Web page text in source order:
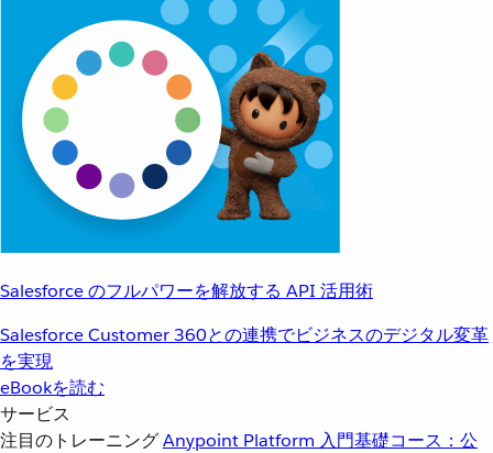
Salesforce のフルパワーを解放する API 活用術
Salesforce Customer 360との連携でビジネスのデジタル変革
を実現
eBookを読む
サービス
注目のトレーニングAnypoint Platform 入門基礎コース：公